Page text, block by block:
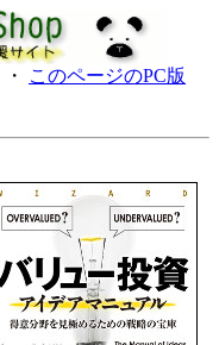
・ このページのPC版